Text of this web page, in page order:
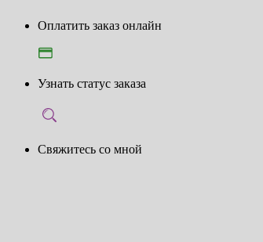
Оплатить заказ онлайн
Узнать статус заказа
Свяжитесь со мной